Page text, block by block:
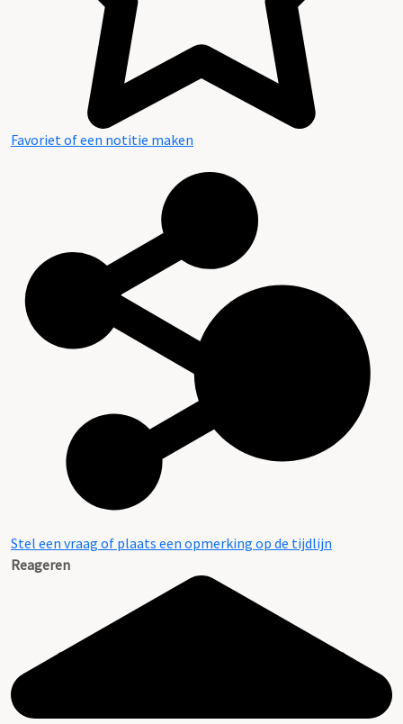
Favoriet of een notitie maken
Stel een vraag of plaats een opmerking op de tijdlijn
Reageren